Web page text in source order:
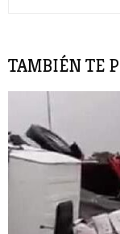
TAMBIÉN TE